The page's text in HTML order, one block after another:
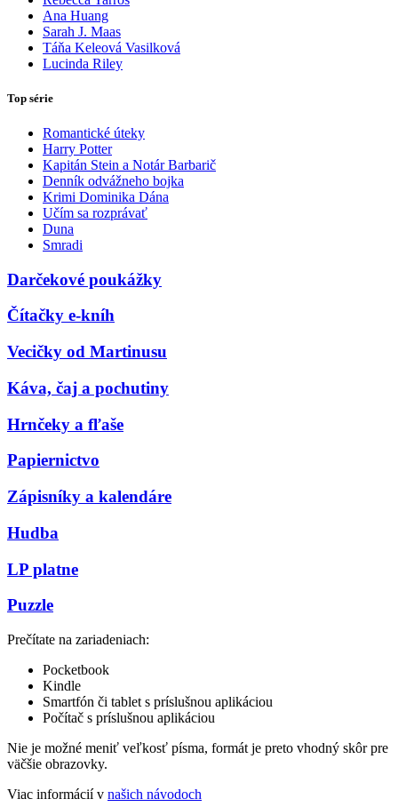
Ana Huang
Sarah J. Maas
Táňa Keleová Vasilková
Lucinda Riley
Top série
Romantické úteky
Harry Potter
Kapitán Stein a Notár Barbarič
Denník odvážneho bojka
Krimi Dominika Dána
Učím sa rozprávať
Duna
Smradi
Darčekové poukážky
Čítačky e-kníh
Vecičky od Martinusu
Káva, čaj a pochutiny
Hrnčeky a fľaše
Papiernictvo
Zápisníky a kalendáre
Hudba
LP platne
Puzzle
Prečítate na zariadeniach:
Pocketbook
Kindle
Smartfón či tablet s príslušnou aplikáciou
Počítač s príslušnou aplikáciou
Nie je možné meniť veľkosť písma, formát je preto vhodný skôr pre
väčšie obrazovky.
Viac informácií v našich návodoch